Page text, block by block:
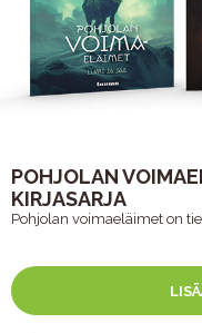
POHJOLAN
KIRJASARJA
Pohjolan voimaeläimet on